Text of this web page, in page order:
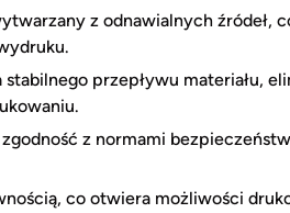
z odnawialnych źródeł,
przepływu materiału,
z normami
co otwiera możliwości